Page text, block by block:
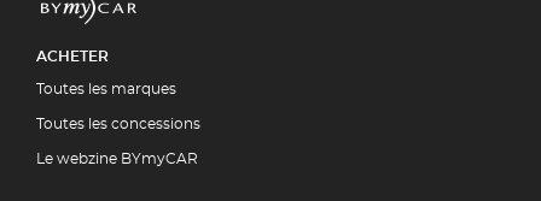
ACHETER
Toutes les marques
Toutes les concessions
Le webzine BYmyCAR